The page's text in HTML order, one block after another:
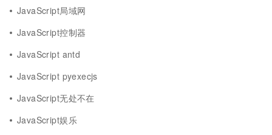
JavaScript局域网
JavaScript控制器
JavaScript antd
JavaScript pyexecjs
JavaScript无处不在
JavaScript娱乐